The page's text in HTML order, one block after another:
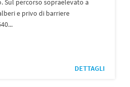
Sul percorso sopraelevato a
e privo di barriere
DETTAGLI